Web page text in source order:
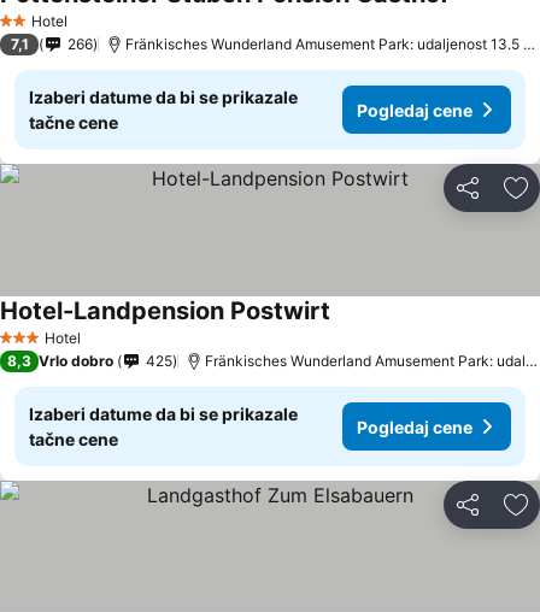
2 Zvezdice
Hotel
7,1 266 Fränkisches Wunderland Amusement Park: udaljenost 13.5 km
Izaberi datume da bi se prikazale
tačne cene
Pogledaj cene
Deli
3 Zvezdice
Hotel
Hotel-Landpension Postwirt
8,3 Vrlo dobro 425 Fränkisches Wunderland Amusement Park: udaljenost 11.4 km
Izaberi datume da bi se prikazale
tačne cene
Pogledaj cene
Deli